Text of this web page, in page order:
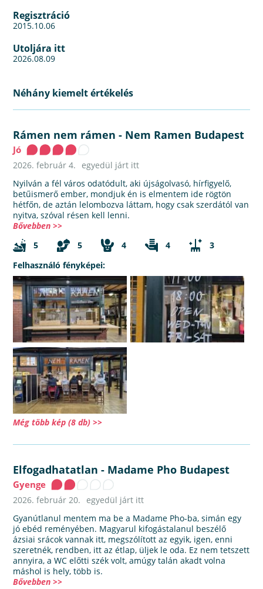
Regisztráció
2015.10.06
Utoljára itt
2026.08.09
Néhány kiemelt értékelés
Rámen nem rámen - Nem Ramen Budapest
Jó
2026. február 4.
egyedül járt itt
Nyilván a fél város odatódult, aki újságolvasó, hírfigyelő,
betűismerő ember, mondjuk én is elmentem ide rögtön
hétfőn, de aztán lelombozva láttam, hogy csak szerdától van
nyitva, szóval résen kell lenni.
Bővebben >>
5
5 4 4
3
Felhasználó fényképei:
Még több kép (8 db) >>
Elfogadhatatlan - Madame Pho Budapest
Gyenge
2026. február 20.
egyedül járt itt
Gyanútlanul mentem ma be a Madame Pho-ba, simán egy
jó ebéd reményében. Magyarul kifogástalanul beszélő
ázsiai srácok vannak itt, megszólított az egyik, igen, enni
szeretnék, rendben, itt az étlap, üljek le oda. Ez nem tetszett
annyira, a WC előtti szék volt, amúgy talán akadt volna
máshol is hely, több is.
Bővebben >>